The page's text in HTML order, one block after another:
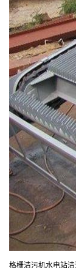
格栅清污机水电站